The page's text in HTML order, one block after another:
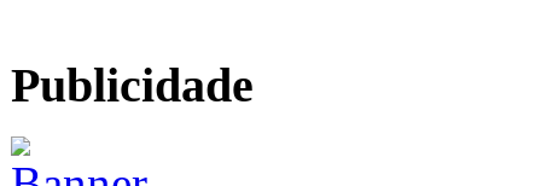
Publicidade